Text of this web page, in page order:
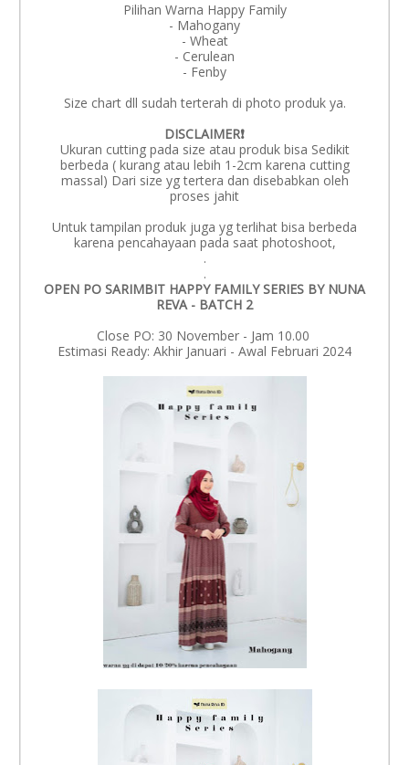
Pilihan Warna Happy Family
- Mahogany
- Wheat
- Cerulean
- Fenby
Size chart dll sudah terterah di photo produk ya.
DISCLAIMER❗️
Ukuran cutting pada size atau produk bisa Sedikit
berbeda ( kurang atau lebih 1-2cm karena cutting
massal) Dari size yg tertera dan disebabkan oleh
proses jahit
Untuk tampilan produk juga yg terlihat bisa berbeda
karena pencahayaan pada saat photoshoot,
.
.
OPEN PO SARIMBIT HAPPY FAMILY SERIES BY NUNA
REVA - BATCH 2
Close PO: 30 November - Jam 10.00
Estimasi Ready: Akhir Januari - Awal Februari 2024